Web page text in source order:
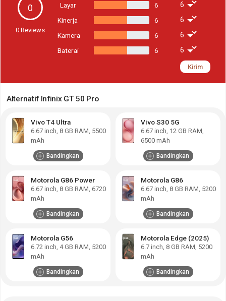
0
0 Reviews
Layar
6
Kinerja
6
Kamera
6
Baterai
6
Kirim
Alternatif Infinix GT 50 Pro
Vivo T4 Ultra
6.67 inch, 8 GB RAM 5500
mAh
Bandingkan
Vivo S30 5G
6.67 inch, 12 GB RAM
6500 mAh
Bandingkan
Motorola G86 Power
6.67 inch, 8 GB RAM 6720
mAh
Bandingkan
Motorola G86
6.67 inch, 8 GB RAM 5200
mAh
Bandingkan
Motorola G56
6.72 inch, 4 GB RAM 5200
mAh
Bandingkan
Motorola Edge (2025)
6.7 inch, 8 GB RAM 5200
mAh
Bandingkan